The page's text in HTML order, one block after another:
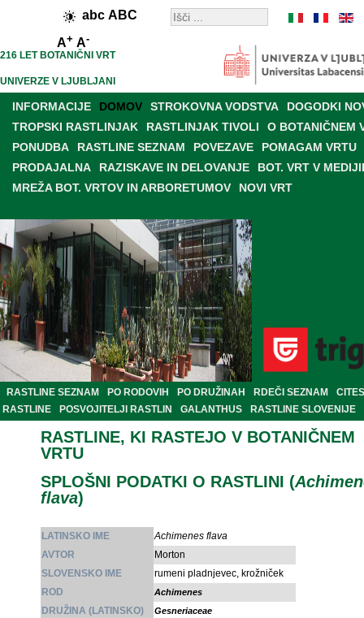
abc ABC
A+ A-
216 LET BOTANIČNI VRT
UNIVERZE V LJUBLJANI
INFORMACIJE DOMOV STROKOVNA VODSTVA
DOGODKI
TROPSKI RASTLINJAK
RASTLINJAK TIVOLI
O BOTANIČNEM
PONUDBA
RASTLINE SEZNAM POVEZAVE
POMAGAM VRTU
PRODAJALNA
RAZISKAVE IN DELOVANJE
BOT. VRT V
MREŽA BOT. VRTOV IN ARBORETUMOV
NOVI VRT
RASTLINE SEZNAM PO RODOVIH PO DRUŽINAH RDEČI SEZNAM
CITES
RASTLINE
POSVOJITELJI RASTLIN GALANTHUS RASTLINE SLOVENIJE
RASTLINE, KI RASTEJO V BOTANIČNEM
VRTU
SPLOŠNI PODATKI O RASTLINI (
flava)
LATINSKO IME
Achimenes flava
AVTOR
Morton
SLOVENSKO IME
rumeni pladnjevec, krožniček
ROD
Achimenes
DRUŽINA (LATINSKO) Gesneriaceae